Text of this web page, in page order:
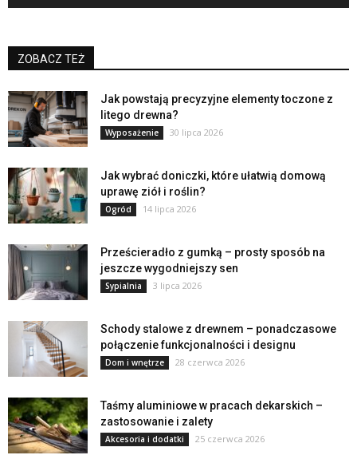
ZOBACZ TEŻ
Jak powstają precyzyjne elementy toczone z
litego drewna?
Wyposażenie 30 lipca 2026
Jak wybrać doniczki, które ułatwią domową
uprawę ziół i roślin?
Ogród 14 lipca 2026
Prześcieradło z gumką – prosty sposób na
jeszcze wygodniejszy sen
Sypialnia 3 lipca 2026
Schody stalowe z drewnem – ponadczasowe
połączenie funkcjonalności i designu
Dom i wnętrze 28 czerwca 2026
Taśmy aluminiowe w pracach dekarskich –
zastosowanie i zalety
Akcesoria i dodatki 25 czerwca 2026